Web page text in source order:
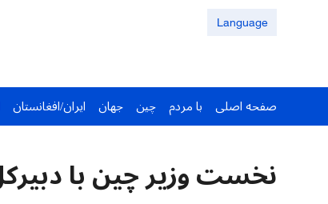
Language
صفحه اصلی با مردم چین جهان ایران/افغانستان
نخست وزیر چین با